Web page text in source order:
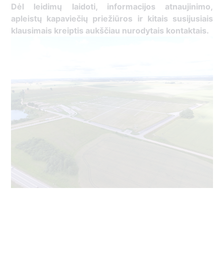
Dėl leidimų laidoti, ​informacijos atnaujinimo,
apleistų kapaviečių priežiūros ir kitais susijusiais
klausimais kreiptis ​aukščiau nurodytais kontaktais.